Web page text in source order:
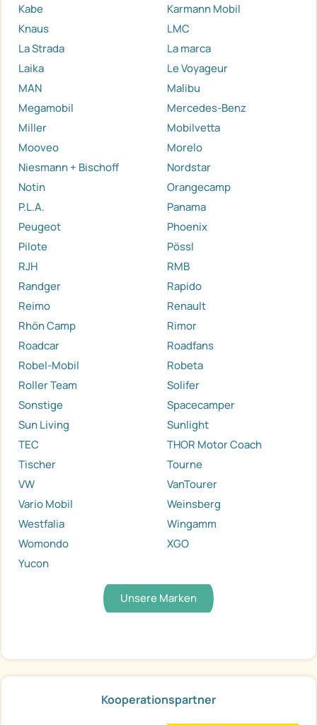
Kabe
Karmann Mobil
Knaus
LMC
La Strada
La marca
Laika
Le Voyageur
MAN
Malibu
Megamobil
Mercedes-Benz
Miller
Mobilvetta
Mooveo
Morelo
Niesmann + Bischoff
Nordstar
Notin
Orangecamp
P.L.A.
Panama
Peugeot
Phoenix
Pilote
Pössl
RJH
RMB
Randger
Rapido
Reimo
Renault
Rhön Camp
Rimor
Roadcar
Roadfans
Robel-Mobil
Robeta
Roller Team
Solifer
Sonstige
Spacecamper
Sun Living
Sunlight
TEC
THOR Motor Coach
Tischer
Tourne
VW
VanTourer
Vario Mobil
Weinsberg
Westfalia
Wingamm
Womondo
XGO
Yucon
Unsere Marken
Kooperationspartner